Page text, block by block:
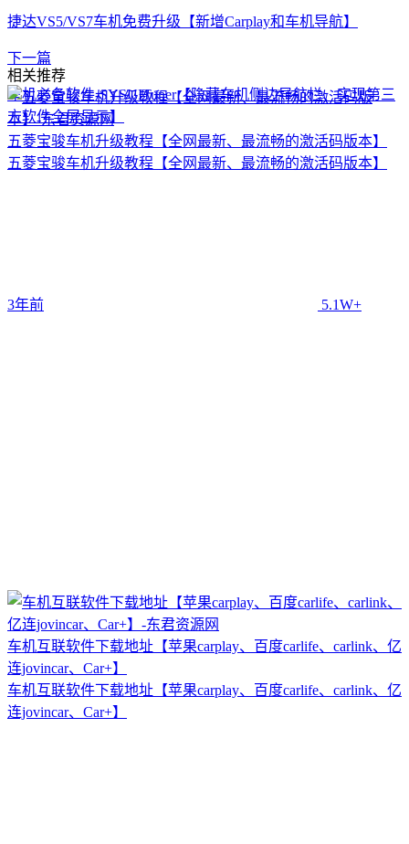
捷达VS5/VS7车机免费升级【新增Carplay和车机导航】
下一篇
车机必备软件-SYSUITuner【隐藏车机侧边导航栏、实现第三
方软件全屏显示】
相关推荐
五菱宝骏车机升级教程【全网最新、最流畅的激活码版本】
五菱宝骏车机升级教程【全网最新、最流畅的激活码版本】
3年前 5.1W+
车机互联软件下载地址【苹果carplay、百度carlife、carlink、亿
连jovincar、Car+】
车机互联软件下载地址【苹果carplay、百度carlife、carlink、亿
连jovincar、Car+】